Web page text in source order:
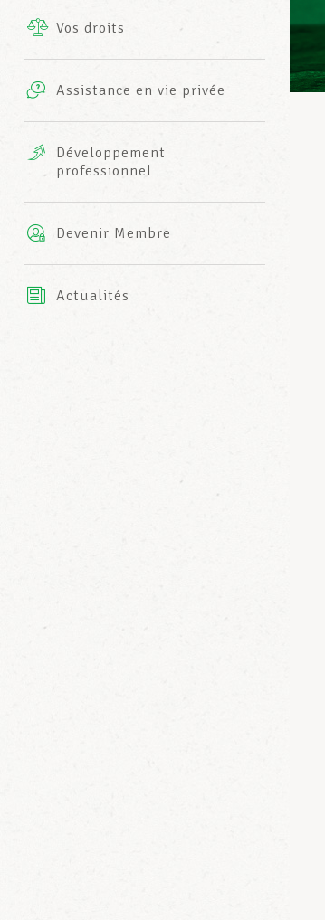
INFO-CENTER
Vos droits
Assistance en vie privée
complémentaires
AXA
Développement
professionnel
Devenir Membre
Actualités